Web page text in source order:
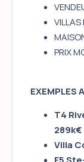
PRIX
EXEMPLES
T4
289k€
Villa